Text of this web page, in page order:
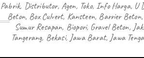
Pabrik, Distributor, Agen, Toko, Info Harga, U
Beton, Box Culvert, Kansteen, Barrier
Sumur Resapan, Biopori, Gravel Beton,
Tangerang, Bekasi, Jawa Barat, Jawa